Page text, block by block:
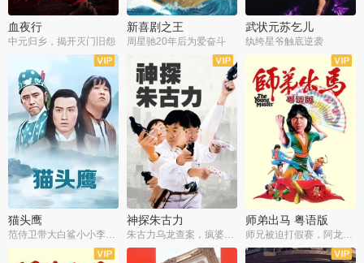
血夜行
中元归乡，揭开灭门旧怨
新喜剧之王
周星驰20年后为爱奋斗
武状元苏乞儿
纨绔星爷触底逆袭
猫头鹰
范侍卫带大白鲨小小李破案寻妃
神探朱古力
朱古力乌龙查案，疯婆子神助攻
师弟出马 粤语版
师兄被迫打假赛，阿龙追查斗黑帮